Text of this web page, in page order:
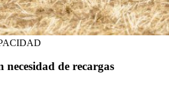
de recargas